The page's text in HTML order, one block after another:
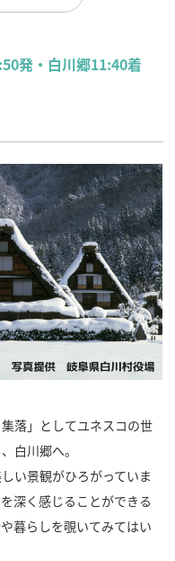
発・白川郷11:40着
落」としてユネスコの世
白川郷へ。
い景観がひろがっていま
深く感じることができる
暮らしを覗いてみてはい